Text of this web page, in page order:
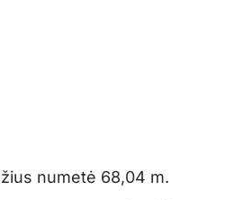
numetė 68,04 m.